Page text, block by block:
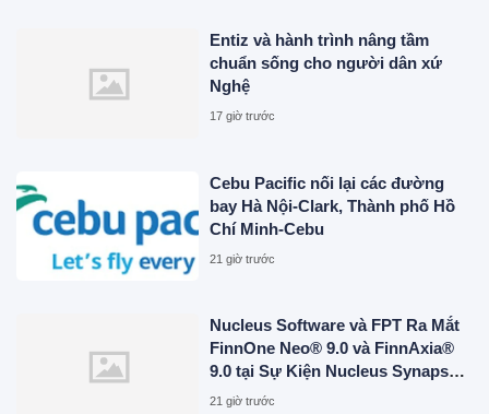
Entiz và hành trình nâng tầm
chuẩn sống cho người dân xứ
Nghệ
17 giờ trước
Cebu Pacific nối lại các đường
bay Hà Nội-Clark, Thành phố Hồ
Chí Minh-Cebu
21 giờ trước
Nucleus Software và FPT Ra Mắt
FinnOne Neo® 9.0 và FinnAxia®
9.0 tại Sự Kiện Nucleus Synapse
Lần Đầu Tiên tại Việt Nam
21 giờ trước